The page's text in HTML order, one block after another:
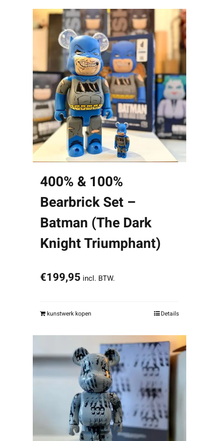
400% & 100%
Bearbrick Set –
Batman (The Dark
Knight Triumphant)
€199,95 incl. BTW.
kunstwerk kopen Details